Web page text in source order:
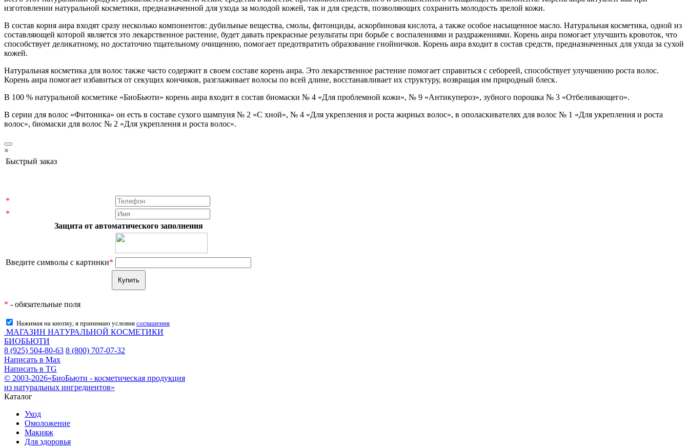
изготовлении натуральной косметики, предназначенной для ухода за молодой кожей, так и для средств, позволяющих сохранить молодость зрелой кожи.
В состав корня аира входят сразу несколько компонентов: дубильные вещества, смолы, фитонциды, аскорбиновая кислота, а также особое насыщенное масло. Натуральная косметика, одной из
составляющей которой является это лекарственное растение, будет давать прекрасные результаты при борьбе с воспалениями и раздражениями. Корень аира помогает улучшить кровоток, что
способствует деликатному, но достаточно тщательному очищению, помогает предотвратить образование гнойничков. Корень аира входит в состав средств, предназначенных для ухода за сухой
кожей.
Натуральная косметика для волос также часто содержит в своем составе корень аира. Это лекарственное растение помогает справиться с себореей, способствует улучшению роста волос.
Корень аира помогает избавиться от секущих кончиков, разглаживает волосы по всей длине, восстанавливает их структуру, возвращая им природный блеск.
В 100 % натуральной косметике «БиоБьюти» корень аира входит в состав биомаски № 4 «Для проблемной кожи», № 9 «Антикупероз», зубного порошка № 3 «Отбеливающего».
В серии для волос «Фитоника» он есть в составе сухого шампуня № 2 «С хной», № 4 «Для укрепления и роста жирных волос», в ополаскивателях для волос № 1 «Для укрепления и роста
волос», биомаски для волос № 2 «Для укрепления и роста волос».
×
Быстрый заказ
*
*
Защита от автоматического заполнения
Введите символы с картинки*
* - обязательные поля
Нажимая на кнопку, я принимаю условия соглашения
МАГАЗИН НАТУРАЛЬНОЙ КОСМЕТИКИ
БИОБЬЮТИ
8 (925) 504-80-63 8 (800) 707-07-32
Написать в Max
Написать в TG
© 2003-2026«БиоБьюти - косметическая продукция
из натуральных ингредиентов»
Каталог
Уход
Омоложение
Макияж
Для здоровья